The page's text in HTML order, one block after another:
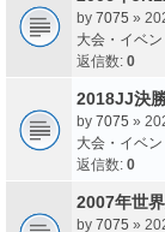
by 7075 »
大会・イベ
返信数: 0
2018JJ決
by 7075 »
大会・イベ
返信数: 0
2007年世
by 7075 »